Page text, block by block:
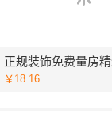
￥18.16